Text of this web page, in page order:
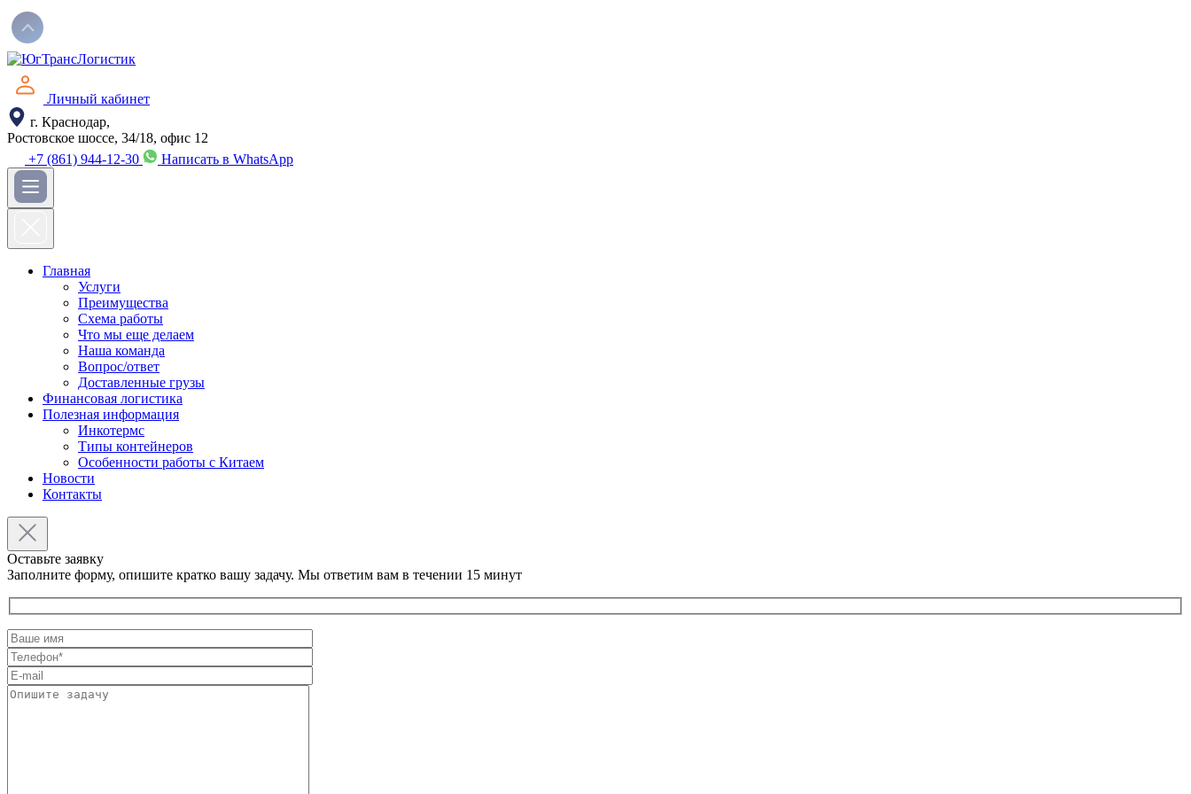
Skip
content
Личный кабинет
г. Краснодар,
Ростовское шоссе, 34/18, офис 12
+7 (861) 944-12-30
Написать в WhatsApp
Главная
Услуги
Преимущества
Схема работы
Что мы еще делаем
Наша команда
Вопрос/ответ
Доставленные грузы
Финансовая логистика
Полезная информация
Инкотермс
Типы контейнеров
Особенности работы с Китаем
Новости
Контакты
Оставьте заявку
Заполните форму, опишите кратко вашу задачу. Мы ответим вам в течении 15 минут